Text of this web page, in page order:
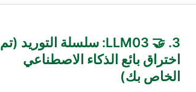
3. 🤝 LLM03: سلسلة التوريد (تم
اختراق بائع الذكاء الاصطناعي
الخاص بك)